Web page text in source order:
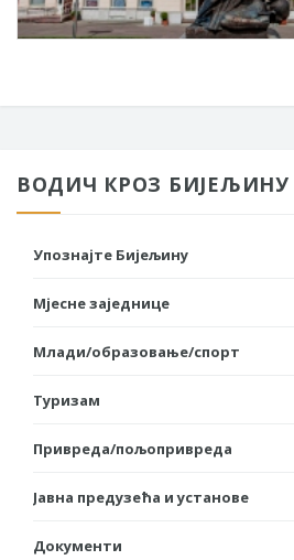
ВОДИЧ КРОЗ БИЈЕЉИНУ
Упознајте Бијељину
Мјесне заједнице
Млади/образовање/спорт
Туризам
Привреда/пољопривреда
Јавна предузећа и установе
Документи